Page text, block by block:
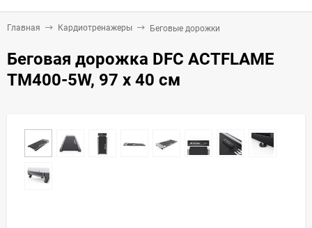
Главная Кардиотренажеры Беговые дорожки
Беговая дорожка DFC ACTFLAME
TM400-5W, 97 х 40 см